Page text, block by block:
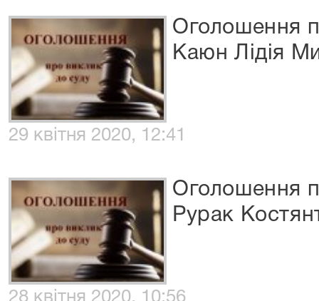
Оголошення
Каюн Лідія
29 квітня 2020, 12:41
Оголошення
Рурак
28 квітня 2020, 10:56